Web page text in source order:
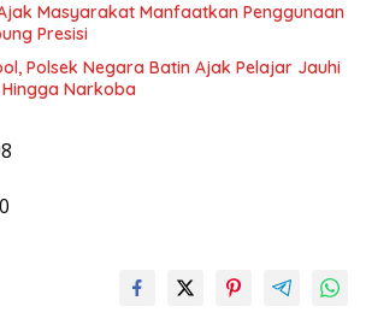
Masyarakat Manfaatkan Penggunaan
Presisi
Polsek Negara Batin Ajak Pelajar Jauhi
Narkoba